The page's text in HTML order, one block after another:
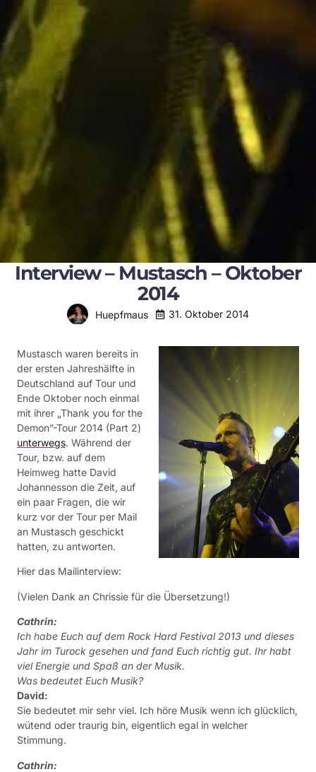
Interview – Mustasch – Oktober
2014
Huepfmaus 31. Oktober 2014
Mustasch waren bereits in
der ersten Jahreshälfte in
Deutschland auf Tour und
Ende Oktober noch einmal
mit ihrer „Thank you for the
Demon”-Tour 2014 (Part 2)
unterwegs. Während der
Tour, bzw. auf dem
Heimweg hatte David
Johannesson die Zeit, auf
ein paar Fragen, die wir
kurz vor der Tour per Mail
an Mustasch geschickt
hatten, zu antworten.
Hier das Mailinterview:
(Vielen Dank an Chrissie für die Übersetzung!)
Cathrin:
Ich habe Euch auf dem Rock Hard Festival 2013 und dieses
Jahr im Turock gesehen und fand Euch richtig gut. Ihr habt
viel Energie und Spaß an der Musik.
Was bedeutet Euch Musik?
David:
Sie bedeutet mir sehr viel. Ich höre Musik wenn ich glücklich,
wütend oder traurig bin, eigentlich egal in welcher
Stimmung.
Cathrin: